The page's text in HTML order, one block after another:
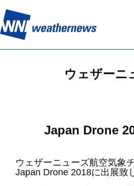
ウェザーニ
Japan Drone
ウェザーニューズ航空気象
Japan Drone 2018に出展致